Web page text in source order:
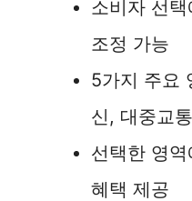
소비자 선
조정 가능
5가지 주요
신, 대중교
선택한 영
혜택 제공